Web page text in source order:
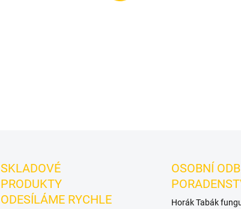
SKLADOVÉ
PRODUKTY
ODESÍLÁME RYCHLE
OSOBNÍ
Horák Tabák